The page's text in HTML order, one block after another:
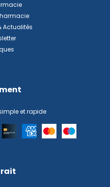
Actualités
et rapide